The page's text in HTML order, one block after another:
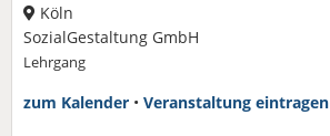
Köln
SozialGestaltung GmbH
Lehrgang
zum Kalender • Veranstaltung eintragen